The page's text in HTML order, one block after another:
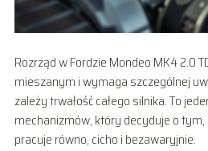
Rozrząd w Fordzie Mondeo MK4 2.0
mieszanym i wymaga szczególnej
zależy trwałość całego silnika. To
mechanizmów, który decyduje o
pracuje równo, cicho i bezawaryjnie.